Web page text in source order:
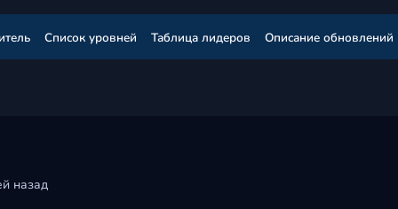
Список уровней Таблица лидеров Описание обновлений
назад